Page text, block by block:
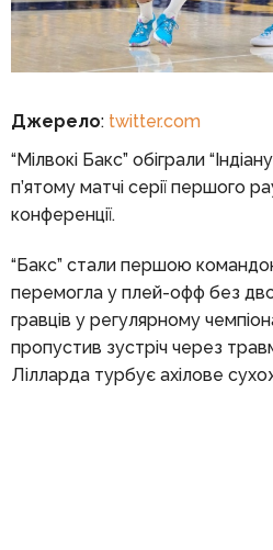
Джерело: twitter.com
“Мілвокі Бакс” обіграли
п’ятому матчі серії першого
конференції.
“Бакс” стали першою
перемогла у плей-офф без
гравців у регулярному
пропустив зустріч через
Лілларда турбує ахілове